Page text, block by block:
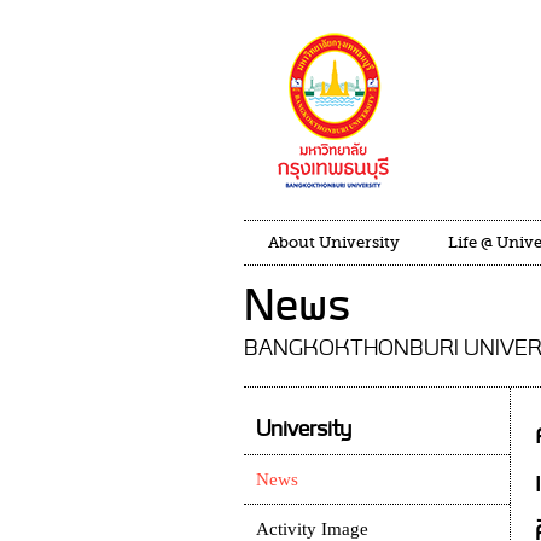
About University Life @
News
BANGKOKTHONBURI
University
News
Activity Image